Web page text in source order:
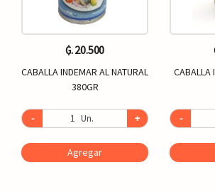
₲. 20.500
CABALLA INDEMAR AL NATURAL
380GR
- Un. +
Agregar
CABALLA
-